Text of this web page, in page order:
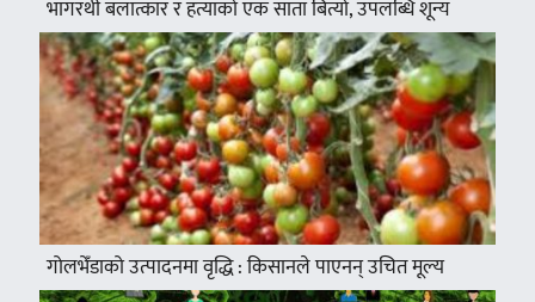
भागरथी बलात्कार र हत्याको एक साता बित्यो, उपलब्धि शून्य
गोलभेँडाको उत्पादनमा वृद्धि : किसानले पाएनन् उचित मूल्य